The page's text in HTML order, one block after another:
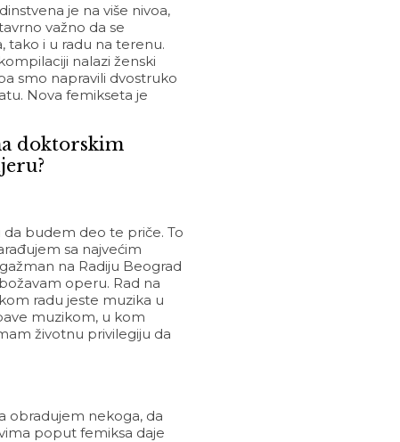
je na više nivoa,
važno da se
tako i u radu na terenu.
nalazi ženski
smo napravili dvostruko
Nova femikseta je
doktorskim
da budem deo te priče. To
sa najvećim
na Radiju Beograd
operu. Rad na
radu jeste muzika u
muzikom, u kom
životnu privilegiju da
obradujem nekoga, da
poput femiksa daje